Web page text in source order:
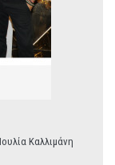
Καλλιμάνη